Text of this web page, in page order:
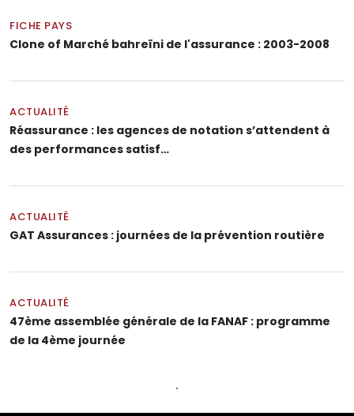
FICHE PAYS
Clone of Marché bahreïni de l'assurance : 2003-2008
ACTUALITÉ
Réassurance : les agences de notation s’attendent à
des performances satisf…
ACTUALITÉ
GAT Assurances : journées de la prévention routière
ACTUALITÉ
47ème assemblée générale de la FANAF : programme
de la 4ème journée